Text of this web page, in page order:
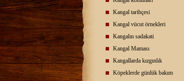
Kangal tarihçesi
Kangal vücut örnekleri
Kangalın sadakati
Kangal Maması
Kangallarda kızgınlık
Köpeklerde günlük bakım